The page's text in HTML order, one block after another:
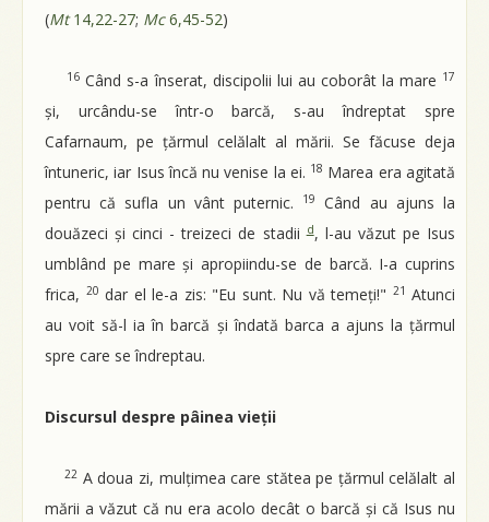
(Mt14,22-27; Mc6,45-52)
16 Când s-a înserat, discipolii lui au coborât la mare 17
și, urcându-se într-o barcă, s-au îndreptat spre
Cafarnaum, pe țărmul celălalt al mării. Se făcuse deja
întuneric, iar Isus încă nu venise la ei. 18 Marea era agitată
pentru că sufla un vânt puternic.
19
Când au ajuns la
douăzeci și cinci - treizeci de stadii d, l-au văzut pe Isus
umblând pe mare și apropiindu-se de barcă. I-a cuprins
frica, 20 dar el le-a zis: "Eu sunt. Nu vă temeți!" 21 Atunci
au voit să-l ia în barcă și îndată barca a ajuns la țărmul
spre care se îndreptau.
Discursul despre pâinea vieții
22 A doua zi, mulțimea care stătea pe țărmul celălalt al
mării a văzut că nu era acolo decât o barcă și că Isus nu